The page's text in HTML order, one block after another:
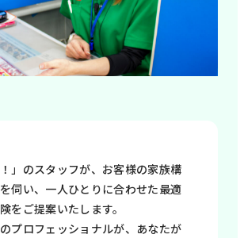
！」のスタッフが、お客様の家族構
伺い、一人ひとりに合わせた最適
をご提案いたします。
プロフェッショナルが、あなたが